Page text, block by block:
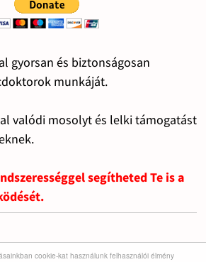
cookie-kat használunk felhasználói élmény
gyorsan és biztonságosan
munkáját.
valódi mosolyt és lelki támogatást
segítheted Te is a